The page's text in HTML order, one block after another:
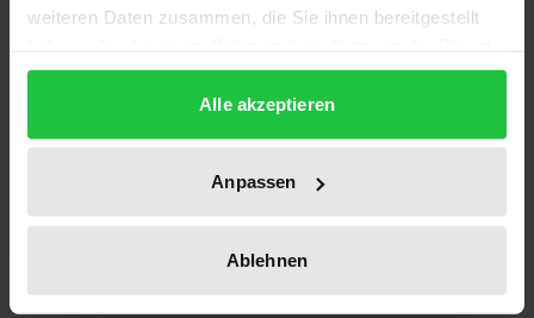
weiteren Daten zusammen, die Sie ihnen bereitgestellt
gesammelt haben.
Alle akzeptieren
Anpassen
Ablehnen
978-3-7890-0138-3
Erscheinungsjahr
Verlag